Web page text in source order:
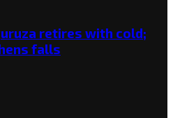
retires with cold;
falls